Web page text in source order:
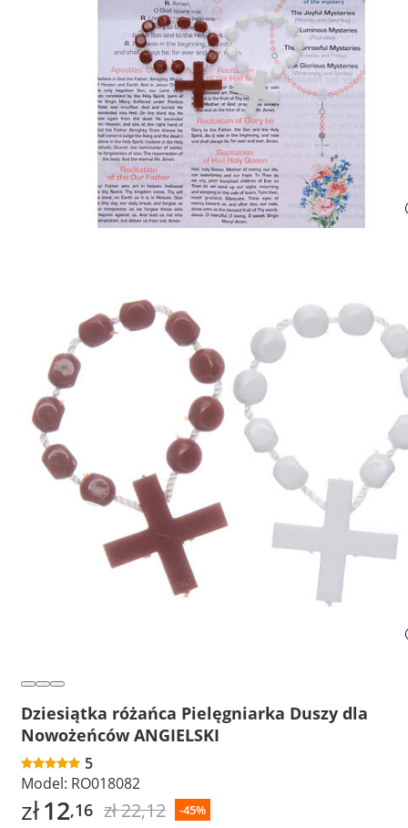
Dziesiątka różańca Pielęgniarka Duszy dla
Nowożeńców ANGIELSKI
5
Model: RO018082
zł12,16 zł 22,12 -45%